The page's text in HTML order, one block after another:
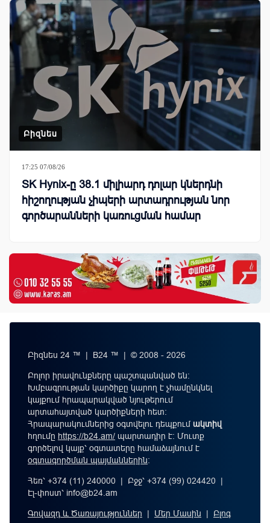
Բիզնես
17:25 07/08/26
SK Hynix-ը 38.1 միլիարդ դոլար կներդնի
հիշողության չիպերի արտադրության նոր
գործարանների կառուցման համար
Բիզնես 24 ™ | B24 ™ | © 2008 - 2026
Բոլոր իրավունքները պաշտպանված են:
Խմբագրության կարծիքը կարող է չհամընկնել
կայքում հրապարակված նյութերում
արտահայտված կարծիքների հետ:
Հրապարակումներից օգտվելու դեպքումակտիվ
հղումը https://b24.am/ պարտադիր է: Մուտք
գործելով կայք՝ օգտատերը համաձայնում է
օգտագործման պայմաններին։
Հեռ՝ +374 (11) 240000 | Բջջ՝ +374 (99) 024420 |
Էլ-փոստ՝ info@b24.am
Գովազդ և Ծառայություններ | Մեր Մասին | Բլոգ